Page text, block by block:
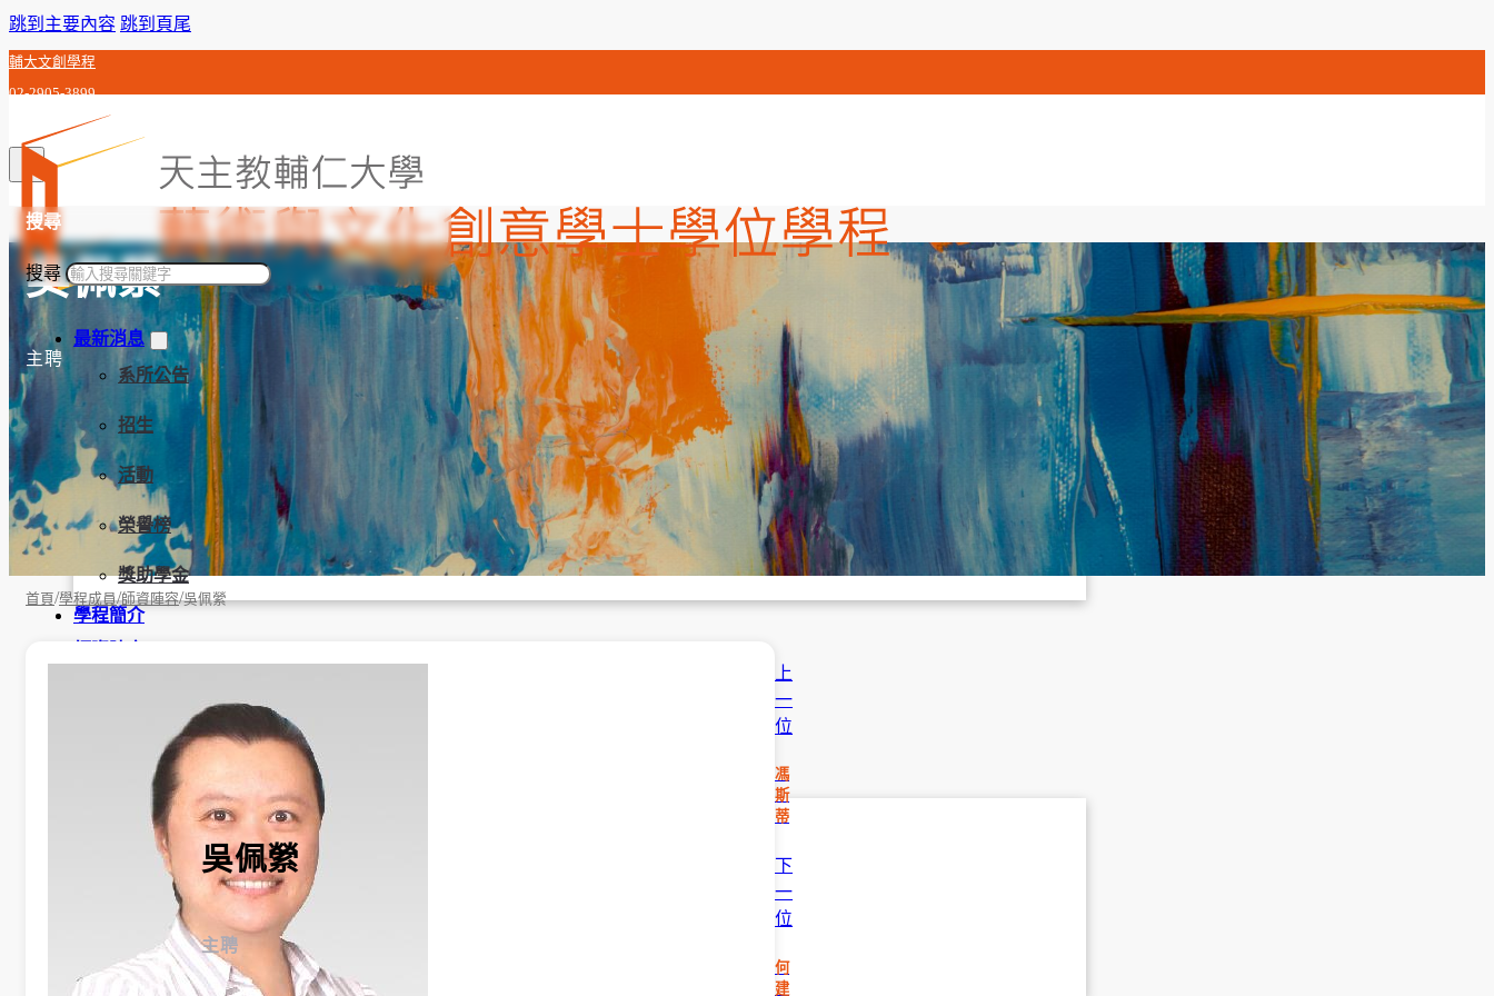
跳到主要內容 跳到頁尾
輔大文創學程
02-2905-3899
c0j992010@gmail.com
搜尋
搜尋
最新消息
系所公告
招生
活動
榮譽榜
獎助學金
學程簡介
大學社會責任USR專區
學生成果呈現
學生課外活動
訪談照片
吳佩縈
主聘
首頁/學程成員/師資陣容/吳佩縈
吳佩縈
主聘
上
一
位
馮
斯
蒂
下
一
位
何
建